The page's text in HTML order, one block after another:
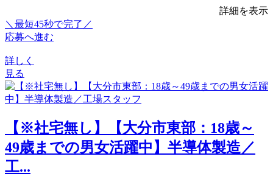
詳細を表示
＼最短45秒で完了／
応募へ進む
詳しく
見る
【※社宅無し】【大分市東部：18歳～
49歳までの男女活躍中】半導体製造／
工...